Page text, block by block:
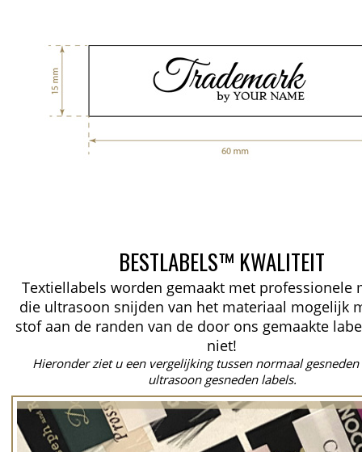
BESTLABELS™ KWALITEIT
Textiellabels worden gemaakt met professionele
die ultrasoon snijden van het materiaal mogelijk
stof aan de randen van de door ons gemaakte
niet!
Hieronder ziet u een vergelijking tussen normaal
ultrasoon gesneden labels.